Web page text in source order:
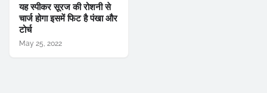
यह स्पीकर सूरज की रोशनी से
चार्ज होगा इसमें फिट है पंखा और
टोर्च
May 25, 2022